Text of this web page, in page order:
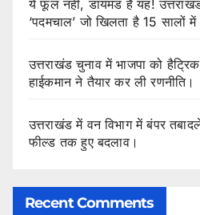
ये फूल नहीं, डायमंड है यह!
‘पदमचाल’ जो खिलता है 15 सालों
उत्तराखंड चुनाव में भाजपा को
हाईकमान ने तैयार कर ली रणनीति।
उत्तराखंड में वन विभाग में बंपर
फील्ड तक हुए बदलाव।
Recent Comments